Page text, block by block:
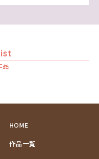
品
HOME
作品一覧